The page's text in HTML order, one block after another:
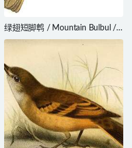
绿翅短脚鹎 / Mountain Bulbul /
Ixos mcclellandii